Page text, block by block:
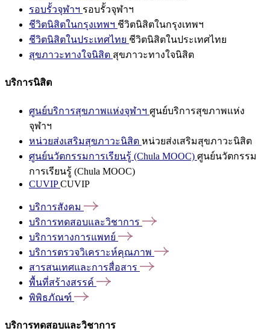
รอบรั้วจุฬาฯ รอบรั้วจุฬาฯ
ชีวิตนิสิตในกรุงเทพฯ ชีวิตนิสิตในกรุงเทพฯ
ชีวิตนิสิตในประเทศไทย ชีวิตนิสิตในประเทศไทย
สุขภาวะทางใจนิสิต สุขภาวะทางใจนิสิต
บริการนิสิต
ศูนย์บริการสุขภาพแห่งจุฬาฯ ศูนย์บริการสุขภาพแห่ง
จุฬาฯ
หน่วยส่งเสริมสุขภาวะนิสิต หน่วยส่งเสริมสุขภาวะนิสิต
ศูนย์นวัตกรรมการเรียนรู้ (Chula MOOC) ศูนย์นวัตกรรม
การเรียนรู้ (Chula MOOC)
CUVIPCUVIP
บริการสังคม
บริการทดสอบและวิชาการ
บริการทางการแพทย์
บริการตรวจวิเคราะห์คุณภาพ
สารสนเทศและการสื่อสาร
พื้นที่สร้างสรรค์
พิพิธภัณฑ์
บริการทดสอบและวิชาการ